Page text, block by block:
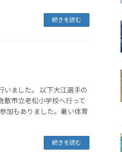
続きを読む
いました。 以下大江選手の
敷市立老松小学校へ行って
加もありました。暑い体育
続きを読む